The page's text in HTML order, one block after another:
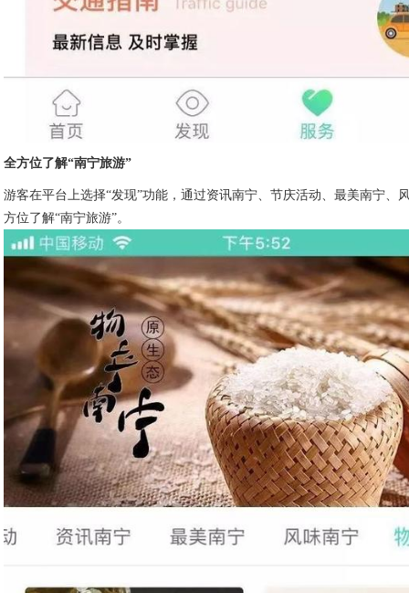
全方位了解“南宁旅游”
游客在平台上选择“发现”功能，通过资讯南宁、节庆活动、最美南宁、
方位了解“南宁旅游”。